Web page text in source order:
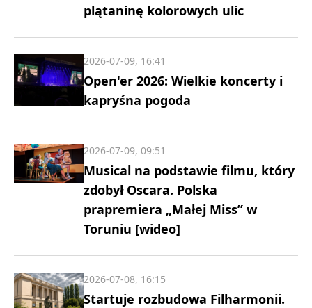
plątaninę kolorowych ulic
Open'er 2026: Wielkie koncerty i
kapryśna pogoda
2026-07-09, 16:41
Musical na podstawie filmu, który
zdobył Oscara. Polska
prapremiera „Małej Miss” w
Toruniu [wideo]
2026-07-09, 09:51
Startuje rozbudowa Filharmonii.
2026-07-08, 16:15